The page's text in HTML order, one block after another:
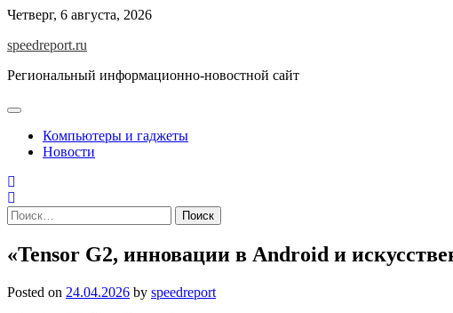
Skip
content
Четверг, 6 августа, 2026
speedreport.ru
Региональный информационно-новостной сайт
Компьютеры и гаджеты
Новости
Найти:
«Tensor G2, инновации в Android и
Posted on 24.04.2026 by speedreport